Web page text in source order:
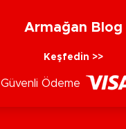
Armağan Blog
Keşfedin >>
Güvenli Ödeme